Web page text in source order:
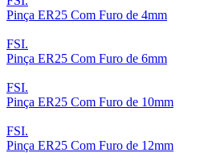
Pinça ER25 Com Furo de 4mm
FSI.
Pinça ER25 Com Furo de 6mm
FSI.
Pinça ER25 Com Furo de 10mm
FSI.
Pinça ER25 Com Furo de 12mm